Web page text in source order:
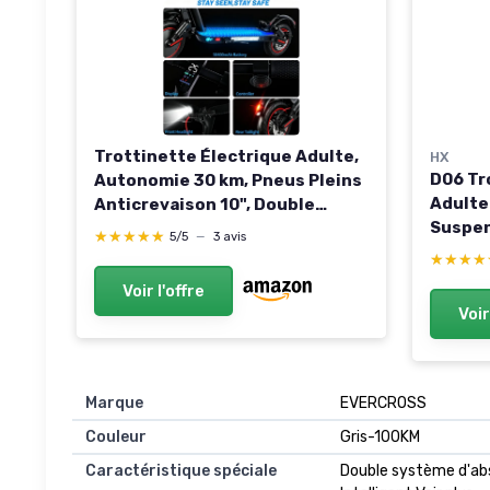
Trottinette Électrique Adulte,
Autonomie 30 km, Pneus Pleins
Anticrevaison 10", Double
Suspension, Double Frein à
Trotinette Electrique Pliante
Portable, Déplacements
★★★★★
★★★★★ 5/5 — 3 avis
Voir l'offre
HX
D06
Adulte
Marque
EVERCROSS
Couleur
Gris-100KM
Caractéristique spéciale
Double système